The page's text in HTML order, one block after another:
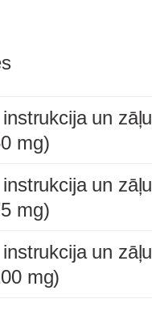
un zāļu
mg)
un zāļu
mg)
un zāļu
mg)